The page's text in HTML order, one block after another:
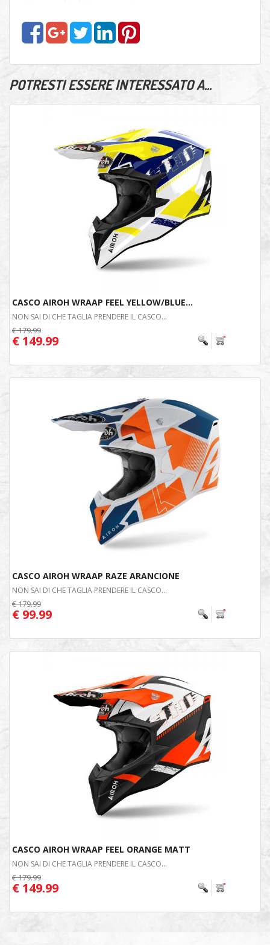
POTRESTI ESSERE INTERESSATO A...
CASCO AIROH WRAAP FEEL YELLOW/BLUE...
NON SAI DI CHE TAGLIA PRENDERE IL CASCO...
€ 179.99
€ 149.99
CASCO AIROH WRAAP RAZE ARANCIONE
NON SAI DI CHE TAGLIA PRENDERE IL CASCO...
€ 179.99
€ 99.99
CASCO AIROH WRAAP FEEL ORANGE MATT
NON SAI DI CHE TAGLIA PRENDERE IL CASCO...
€ 179.99
€ 149.99